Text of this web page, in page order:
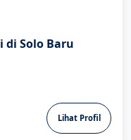
di Solo Baru
Lihat Profil